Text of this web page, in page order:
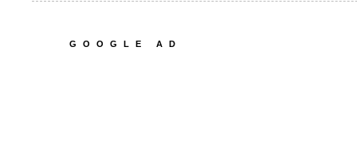
GOOGLE AD